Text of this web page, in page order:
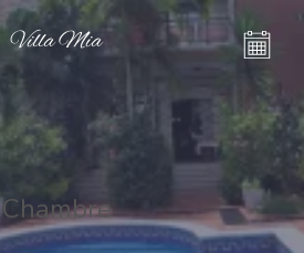
Villa Mia
Chambre